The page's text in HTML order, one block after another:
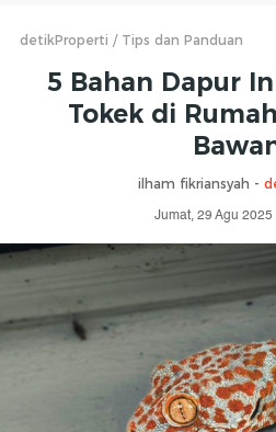
detikProperti Tips dan Panduan
5 Bahan Dapur
Tokek di
ilham fikriansyah -
Jumat, 29 Agu